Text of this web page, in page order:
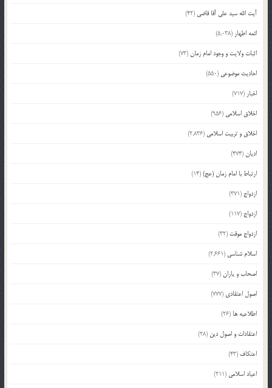
آیت الله سید علی آقا قاضی (42)
ائمه اطهار (5,038)
اثبات ولایت و وجود امام زمان(73)
احادیث موضوعی (550)
اخبار (717)
اخلاق اسلامی (956)
اخلاق و تربیت اسلامی (2,836)
ادیان(474)
ارتباط با امام زمان (عج)(14)
ازدواج (371)
ازدواج (117)
ازدواج موقت (32)
اسلام شناسی (2,661)
اصحاب و یاران(37)
اصول اعتقادی (777)
اطلاعیه ها (26)
اعتقادات و اصول دین (28)
اعتکاف (43)
اعیاد اسلامی (211)